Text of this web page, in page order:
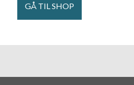
GÅ TIL SHOP